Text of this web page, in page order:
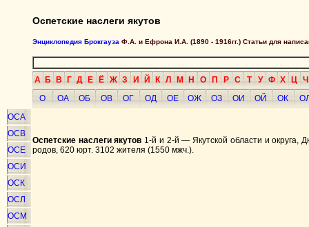
Оспетские наслеги якутов
Энциклопедия Брокгауза Ф.А. и Ефрона И.А. (1890 - 1916гг.) Статьи для
А Б В Г Д Е Ё Ж З И Й К Л М Н О П Р С Т У Ф Х Ц Ч
О
ОА ОБ ОВ ОГ ОД ОЕ ОЖ ОЗ ОИ ОЙ ОК
ОСА
ОСВ
ОСЕ
ОСИ
ОСК
ОСЛ
ОСМ
Оспетские наслеги якутов 1-й и 2-й — Якутской области и округа,
родов, 620 юрт. 3102 жителя (1550 мжч.).